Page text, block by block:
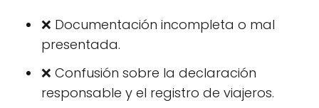
❌ Documentación incompleta o mal
presentada.
❌ Confusión sobre la declaración
responsable y el registro de viajeros.